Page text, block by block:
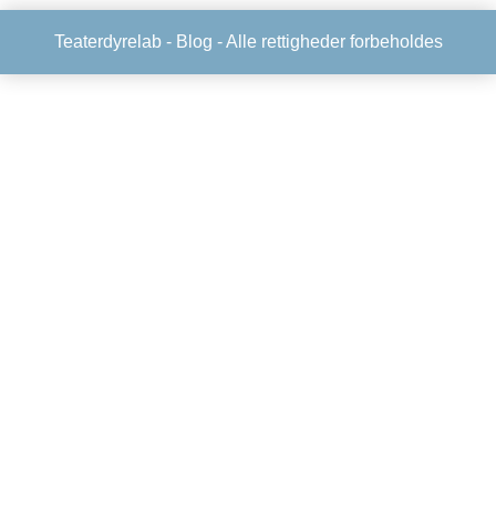
Teaterdyrelab - Blog - Alle rettigheder forbeholdes